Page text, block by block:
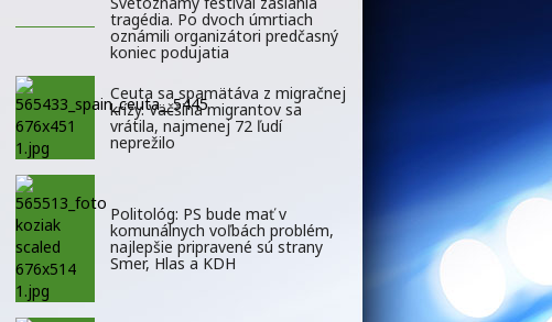
tragédia. Po dvoch úmrtiach
oznámili organizátori predčasný
koniec podujatia
Ceuta sa spamätáva z migračnej
krízy. Väčšina migrantov sa
vrátila, najmenej 72 ľudí
neprežilo
Politológ: PS bude mať v
komunálnych voľbách problém,
najlepšie pripravené sú strany
Smer, Hlas a KDH